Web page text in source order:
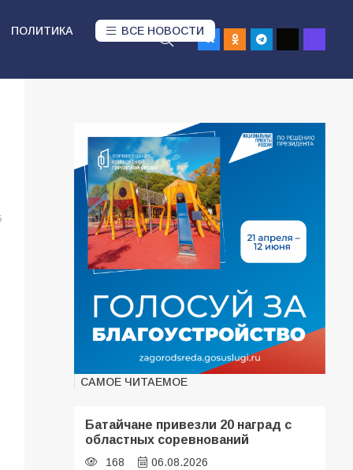
ПОЛИТИКА ВСЕ НОВОСТИ
САМОЕ ЧИТАЕМОЕ
Батайчане привезли 20 наград с
областных соревнований
168 06.08.2026